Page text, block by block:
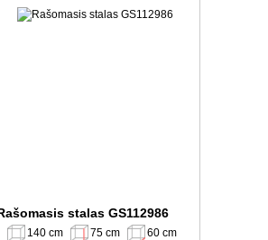
stalas GS112986
140 cm 75 cm 60 cm